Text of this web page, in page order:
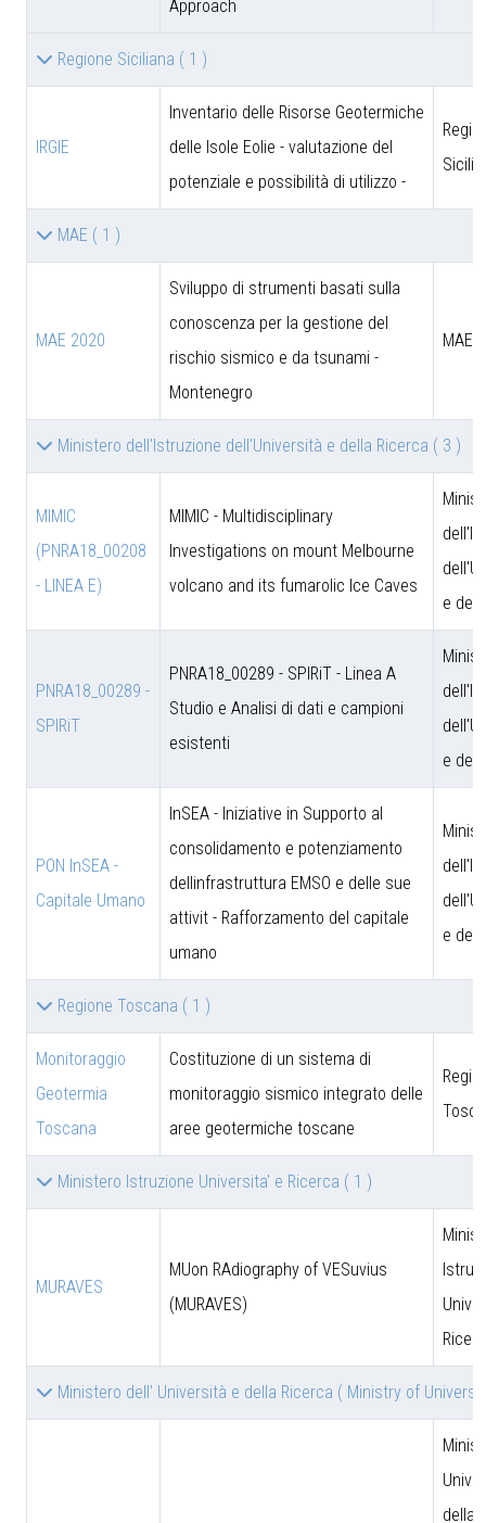
Approach
Regione Siciliana ( 1 )
IRGIE
Inventario delle Risorse Geotermiche
delle Isole Eolie - valutazione del
potenziale e possibilità di utilizzo -
MAE ( 1 )
MAE 2020
Sviluppo di strumenti basati sulla
conoscenza per la gestione del
rischio sismico e da tsunami -
Montenegro
MAE
Ministero dell'Istruzione dell'Università e della Ricerca ( 3 )
MIMIC
(PNRA18_00208
- LINEA E)
MIMIC - Multidisciplinary
Investigations on mount Melbourne
volcano and its fumarolic Ice Caves
e
PNRA18_00289 -
SPIRiT
PNRA18_00289 - SPIRiT - Linea A
Studio e Analisi di dati e campioni
esistenti
e
PON InSEA -
Capitale Umano
InSEA - Iniziative in Supporto al
consolidamento e potenziamento
dellinfrastruttura EMSO e delle sue
attivit - Rafforzamento del capitale
umano
e
Regione Toscana ( 1 )
Monitoraggio
Geotermia
Toscana
Costituzione di un sistema di
monitoraggio sismico integrato delle
aree geotermiche toscane
Ministero Istruzione Universita' e Ricerca ( 1 )
MURAVES
MUon RAdiography of VESuvius
(MURAVES)
Ministero dell' Università e della Ricerca ( Ministry of
della